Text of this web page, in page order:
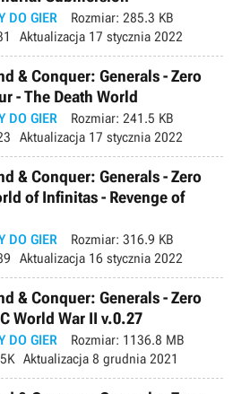
DO GIER Rozmiar: 285.3 KB
Aktualizacja 17 stycznia 2022
& Conquer: Generals - Zero
- The Death World
DO GIER Rozmiar: 241.5 KB
Aktualizacja 17 stycznia 2022
& Conquer: Generals - Zero
of Infinitas - Revenge of
DO GIER Rozmiar: 316.9 KB
Aktualizacja 16 stycznia 2022
& Conquer: Generals - Zero
World War II v.0.27
DO GIER Rozmiar: 1136.8 MB
Aktualizacja 8 grudnia 2021